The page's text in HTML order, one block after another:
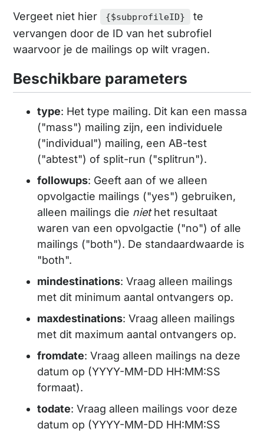
Vergeet niet hier {$subprofileID}
te
vervangen door de ID van het subrofiel
waarvoor je de mailings op wilt vragen.
Beschikbare parameters
type: Het type mailing. Dit kan een massa
("mass") mailing zijn, een individuele
("individual") mailing, een AB-test
("abtest") of split-run ("splitrun").
followups: Geeft aan of we alleen
opvolgactie mailings ("yes") gebruiken,
alleen mailings die niethet resultaat
waren van een opvolgactie ("no") of alle
mailings ("both"). De standaardwaarde is
"both".
mindestinations: Vraag alleen mailings
met dit minimum aantal ontvangers op.
maxdestinations: Vraag alleen mailings
met dit maximum aantal ontvangers op.
fromdate: Vraag alleen mailings na deze
datum op (YYYY-MM-DD HH:MM:SS
formaat).
todate: Vraag alleen mailings voor deze
datum op (YYYY-MM-DD HH:MM:SS